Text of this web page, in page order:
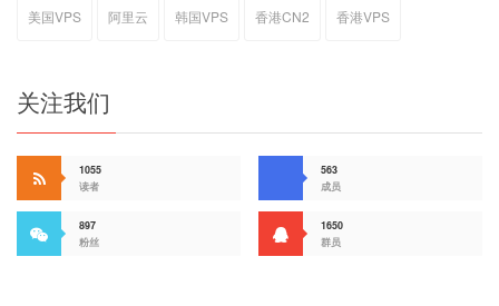
美国VPS 阿里云 韩国VPS 香港CN2 香港VPS
关注我们
1055
读者
563
成员
897
粉丝
1650
群员